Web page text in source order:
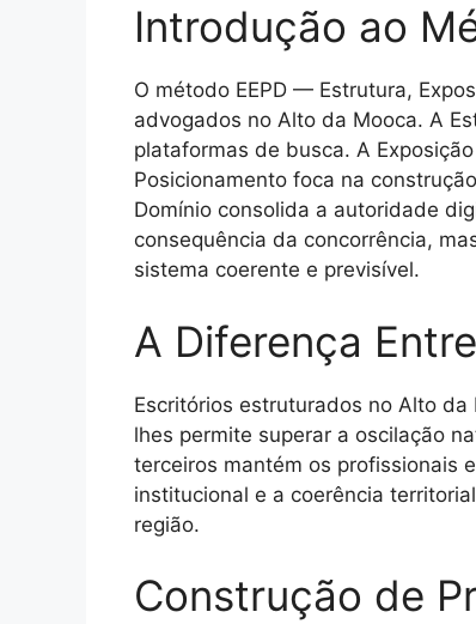
Introdução ao
O método EEPD — Estrutura,
advogados no Alto da Mooca. A
plataformas de busca. A
Posicionamento foca na
Domínio consolida a autoridade
consequência da concorrência,
sistema coerente e previsível.
A Diferença
Escritórios estruturados no Alto
lhes permite superar a oscilação
terceiros mantém os profissionais
institucional e a coerência
região.
Construção de